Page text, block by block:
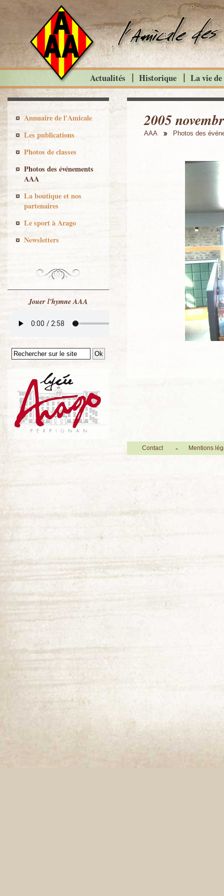
2005
AAA Photos des
Actualités Historique La vie
Annuaire de l'Amicale
Les publications
Photos de classes
Photos des événements
AAA
La boutique et nos
partenaires
Le sport à Arago
Newsletters
Jouer l'hymne AAA
Contact Mentions